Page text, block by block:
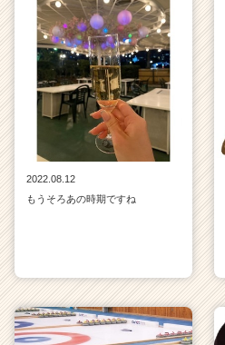
2022.08.12
もうそろあの時期ですね